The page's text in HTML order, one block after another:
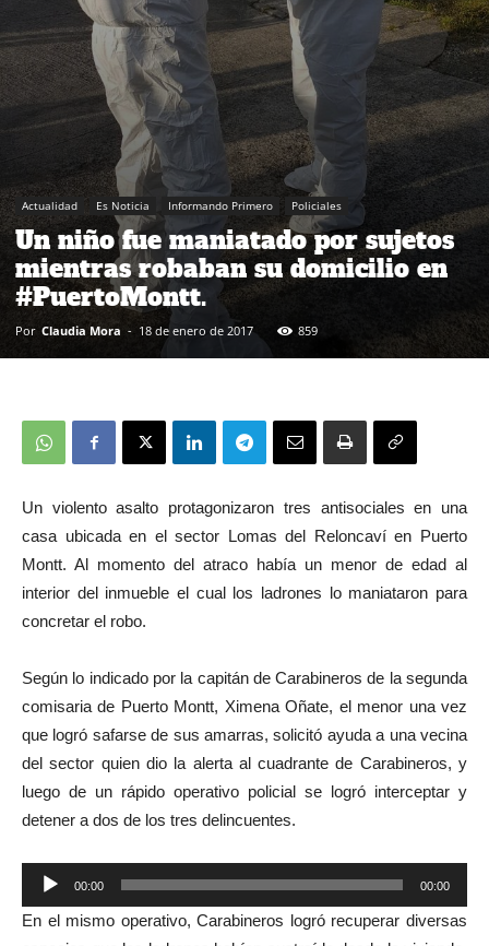
Actualidad Es Noticia Informando Primero Policiales
Un niño fue maniatado por sujetos
mientras robaban su domicilio en
#PuertoMontt.
Por Claudia Mora - 18 de enero de 2017 859
Un violento asalto protagonizaron tres antisociales en una
casa ubicada en el sector Lomas del Reloncaví en Puerto
Montt. Al momento del atraco había un menor de edad al
interior del inmueble el cual los ladrones lo maniataron para
concretar el robo.
Según lo indicado por la capitán de Carabineros de la segunda
comisaria de Puerto Montt, Ximena Oñate, el menor una vez
que logró safarse de sus amarras, solicitó ayuda a una vecina
del sector quien dio la alerta al cuadrante de Carabineros, y
luego de un rápido operativo policial se logró interceptar y
detener a dos de los tres delincuentes.
Reproductor
de
audio
00:00 00:00
En el mismo operativo, Carabineros logró recuperar diversas